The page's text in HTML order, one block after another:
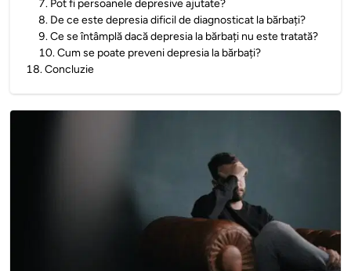
7. Pot fi persoanele depresive ajutate?
8. De ce este depresia dificil de diagnosticat la bărbați?
9.Ce se întâmplă dacă depresia la bărbați nu este tratată?
10.Cum se poate preveni depresia la bărbați?
18.Concluzie